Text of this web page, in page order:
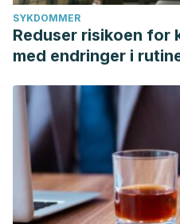
SYKDOMMER
Reduser risikoen for
med endringer i